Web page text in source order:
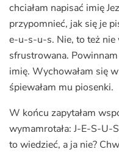
chciałam napisać imię
przypomnieć, jak się je
e-u-s-u-s. Nie, to też nie
sfrustrowana.
imię. Wychowałam się
śpiewałam mu piosenki.
W końcu zapytałam
wymamrotała: J-E-S-U-
to wiedzieć, a ja nie?